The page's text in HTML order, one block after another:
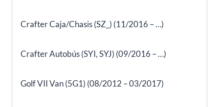
Crafter Caja/Chasis (SZ_) (11/2016 – …)
Crafter Autobús (SYI, SYJ) (09/2016 – …)
Golf VII Van (5G1) (08/2012 – 03/2017)